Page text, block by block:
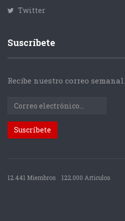
Twitter
Suscríbete
Recibe nuestro correo semanal.
12.441 Miembros 122.000 Articulos